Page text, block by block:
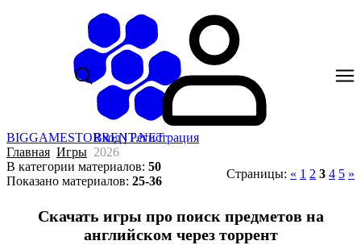
BIGGAMESTORRENT.NET
Вход|Регистрация
Главная Игры 2026
В категории материалов: 50
Показано материалов: 25-36
Страницы: « 1 2 3 4 5 »
Скачать игры про поиск предметов на
английском через торрент